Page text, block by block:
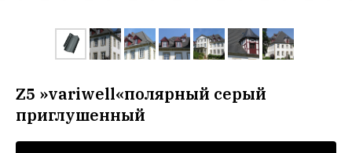
Z5 »variwell«полярный серый
приглушенный